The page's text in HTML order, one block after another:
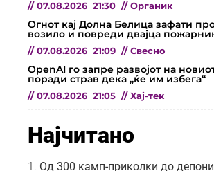
// 07.08.2026 21:30 // Органик
Огнот кај Долна Белица зафати
возило и повреди двајца
// 07.08.2026 21:09 // Свесно
OpenAI го запре развојот на
поради страв дека „ќе им избега“
// 07.08.2026 21:05 // Хај-тек
Најчитано
Од 300 камп-приколки до